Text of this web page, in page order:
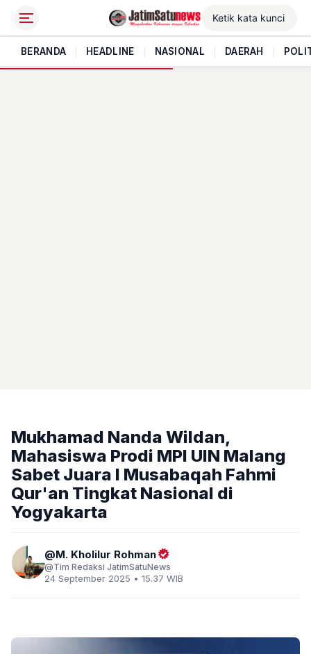
BERANDA HEADLINE NASIONAL DAERAH
Mukhamad Nanda Wildan,
Mahasiswa Prodi MPI UIN Malang
Sabet Juara I Musabaqah Fahmi
Qur'an Tingkat Nasional di
Yogyakarta
M. Kholilur Rohman
Tim Redaksi JatimSatuNews
24 September 2025 • 15.37 WIB